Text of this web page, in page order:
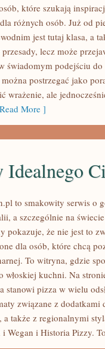
które szukają
różnych osób. Już od
jest tutaj klasa, a
lecz może
świadomym podejściu do
postrzegać jako
wrażenie, ale
More ]
Idealnego
to smakowity serwis o
a szczególnie na
pokazuje, że nie jest to
dla osób, które chcą
To witryna, gdzie
włoskiej kuchni. Na
stanowi pizza w wielu
związane z dodatkami
a także z regionalnymi
i Wegan i Historia Pizzy.